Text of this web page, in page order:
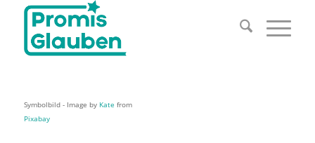
Symbolbild - Image by Kate from
Pixabay